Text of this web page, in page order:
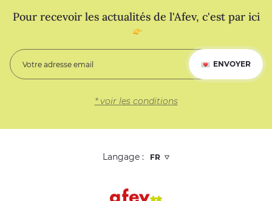
Pour recevoir les actualités de l'Afev, c'est par ici
ENVOYER
* voir les conditions
Langage :